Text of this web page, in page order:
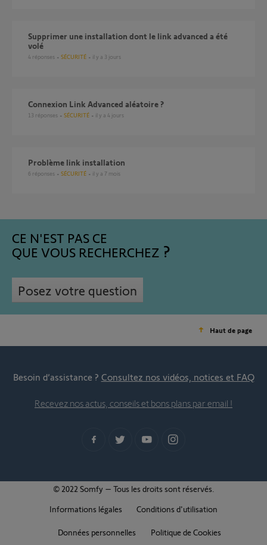
supprimer une installation dont le link advanced a été
volé
4 réponses SÉCURITÉ il y a 3 jours
Connexion Link Advanced aléatoire ?
13 réponses SÉCURITÉ il y a 4 jours
Problème link installation
6 réponses SÉCURITÉ il y a 7 mois
CE N'EST PAS CE
QUE VOUS RECHERCHEZ
Posez votre question
Haut de page
Besoin d’assistance ? Consultez nos vidéos, notices et FAQ
Recevez nos actus, conseils et bons plans par email !
© 2022 Somfy – Tous les droits sont réservés.
Informations légales
Conditions d'utilisation
Données personnelles Politique de Cookies